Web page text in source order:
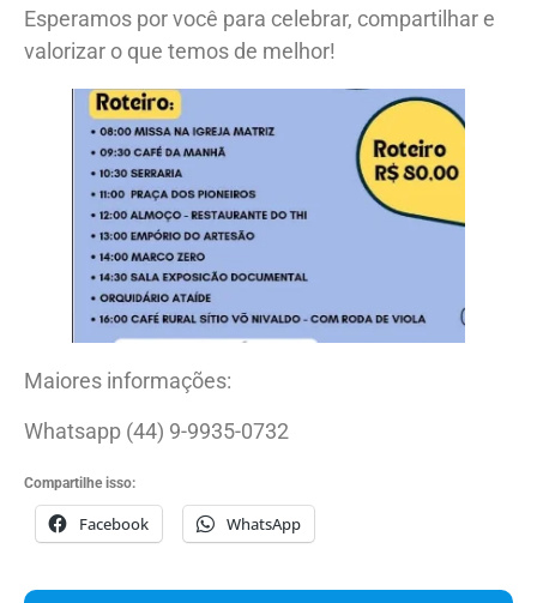
Esperamos por você para celebrar, compartilhar e
valorizar o que temos de melhor!
Maiores informações:
Whatsapp (44) 9-9935-0732
Compartilhe isso:
Facebook WhatsApp